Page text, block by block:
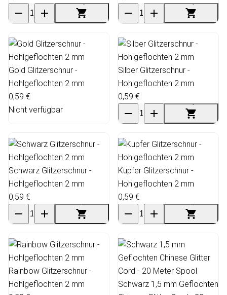
Gold Glitzerschnur -
Hohlgeflochten 2 mm
0,59 €
Nicht verfügbar
Silber Glitzerschnur -
Hohlgeflochten 2 mm
0,59 €
Schwarz Glitzerschnur -
Hohlgeflochten 2 mm
0,59 €
Kupfer Glitzerschnur -
Hohlgeflochten 2 mm
0,59 €
Rainbow Glitzerschnur -
Hohlgeflochten 2 mm
Schwarz 1,5 mm Geflochten